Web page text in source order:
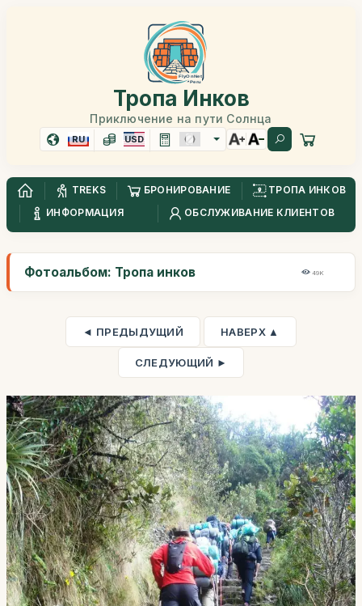
Тропа Инков
Приключение на пути Солнца
RU USD
TREKS БРОНИРОВАНИЕ
ТРОПА ИНКОВ
ИНФОРМАЦИЯ
ОБСЛУЖИВАНИЕ КЛИЕНТОВ
Фотоальбом: Тропа инков 49K
◄ ПРЕДЫДУЩИЙ НАВЕРХ ▲
СЛЕДУЮЩИЙ ►